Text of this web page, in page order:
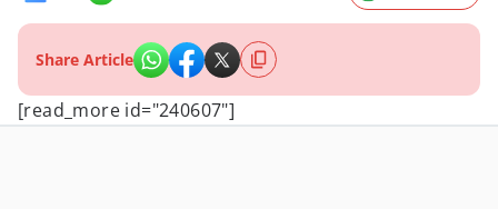
Share Article
[read_more id="240607"]